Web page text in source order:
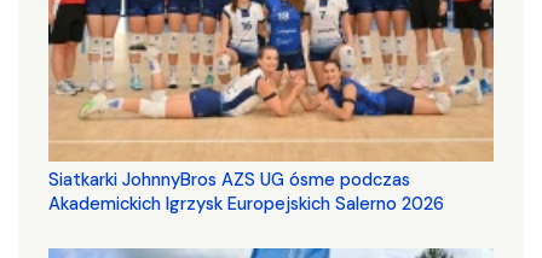
Siatkarki JohnnyBros AZS UG ósme podczas
Akademickich Igrzysk Europejskich Salerno 2026